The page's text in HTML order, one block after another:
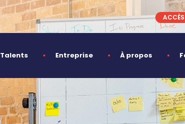
Talents Entreprise À propos